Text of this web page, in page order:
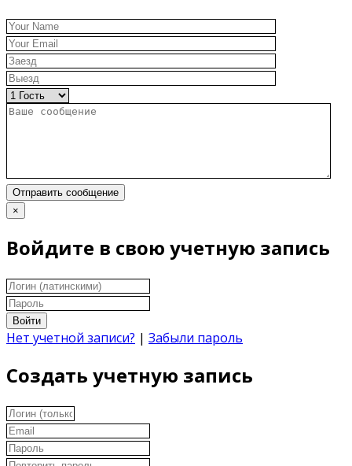
Отправить сообщение
×
Войдите в свою учетную запись
Войти
Нет учетной записи? | Забыли пароль
Создать учетную запись